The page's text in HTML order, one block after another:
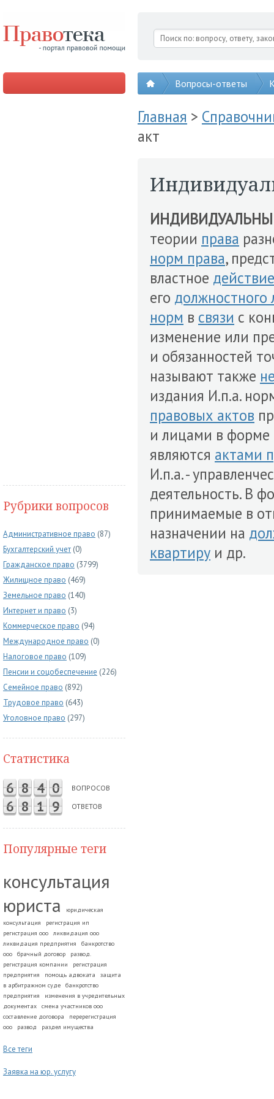
Вопросы-ответы
Рубрики вопросов
Административное право (87)
Бухгалтерский учет (0)
Гражданское право (3799)
Жилищное право (469)
Земельное право (140)
Интернет и право (3)
Коммерческое право (94)
Международное право (0)
Налоговое право (109)
Пенсии и соцобеспечение (226)
Семейное право (892)
Трудовое право (643)
Уголовное право (297)
Статистика
6 8 4 0 ВОПРОСОВ
6 8 1 9 ОТВЕТОВ
Популярные теги
консультация
юриста
юридическая
консультация
регистрация ип
регистрация ооо
ликвидация ооо
ликвидация предприятия
банкротство
ооо
брачный договор
развод.
регистрация компании
регистрация
предприятия
помощь адвоката
защита
в арбитражном суде
банкротство
предприятия
изменения в учредительных
документах
смена участников ооо
составление договора
перерегистрация
ооо
развод раздел имущества
Все теги
Заявка на юр. услугу
Главная >
акт
теории права
норм права,
властное действие
его должностного
норм в связи с
изменение или
и обязанностей
называют также
издания И.п.а.
правовых актов
и лицами в форме
являются актами
И.п.а. -
деятельность. В
принимаемые в
назначении на
квартиру и др.